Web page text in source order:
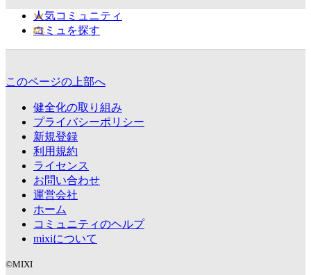
人気コミュニティ
コミュを探す
このページの上部へ
健全化の取り組み
プライバシーポリシー
新規登録
利用規約
ライセンス
お問い合わせ
運営会社
ホーム
コミュニティのヘルプ
mixiについて
©MIXI